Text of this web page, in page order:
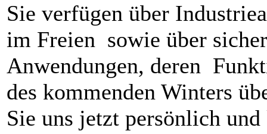
Sie verfügen über
im Freien sowie über
Anwendungen, deren
des kommenden Winters
Sie uns jetzt persönlich